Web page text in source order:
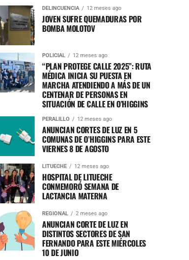
DELINCUENCIA 12 meses ago
JOVEN SUFRE QUEMADURAS POR
BOMBA MOLOTOV
POLICIAL 12 meses ago
“PLAN PROTEGE CALLE 2025”: RUTA
MÉDICA INICIA SU PUESTA EN
MARCHA ATENDIENDO A MÁS DE UN
CENTENAR DE PERSONAS EN
SITUACIÓN DE CALLE EN O’HIGGINS
PERALILLO 12 meses ago
ANUNCIAN CORTES DE LUZ EN 5
COMUNAS DE O’HIGGINS PARA ESTE
VIERNES 8 DE AGOSTO
LITUECHE 12 meses ago
HOSPITAL DE LITUECHE
CONMEMORÓ SEMANA DE
LACTANCIA MATERNA
REGIONAL 2 meses ago
ANUNCIAN CORTE DE LUZ EN
DISTINTOS SECTORES DE SAN
FERNANDO PARA ESTE MIÉRCOLES
10 DE JUNIO